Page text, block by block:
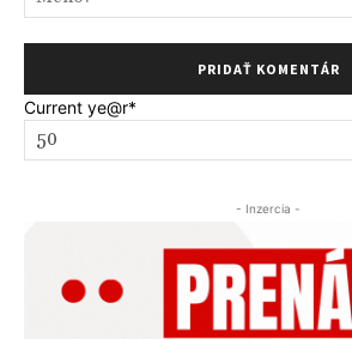
Current ye@r*
- Inzercia -